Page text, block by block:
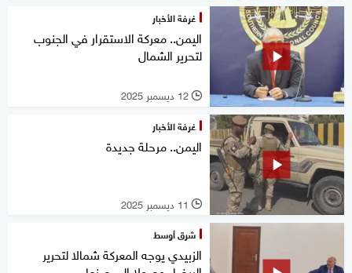
غرفة الأخبار
اليمن.. معركة الاستقرار في الجنوب
لتحرير الشمال
l 12 ديسمبر 2025
غرفة الأخبار
اليمن.. مرحلة جديدة
l 11 ديسمبر 2025
شرق أوسط
الزبيدي يوجه المعركة شمالا لتحرير